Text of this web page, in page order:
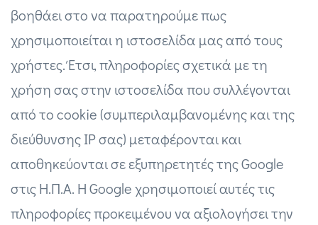
βοηθάει στο να παρατηρούμε πως
χρησιμοποιείται η ιστοσελίδα μας από τους
χρήστες. Έτσι, πληροφορίες σχετικά με τη
χρήση σας στην ιστοσελίδα που συλλέγονται
από το cookie (συμπεριλαμβανομένης και της
διεύθυνσης IP σας) μεταφέρονται και
αποθηκεύονται σε εξυπηρετητές της Google
στις Η.Π.Α. Η Google χρησιμοποιεί αυτές τις
πληροφορίες προκειμένου να αξιολογήσει την